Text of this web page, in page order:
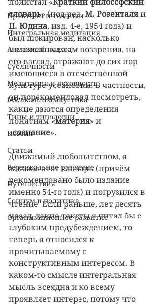
Практики и техники
Интегральная медитация
Алмазный подход
Субличности
Медитация и духовность
iAwake-психоакустика
Типы и типологии
Поэзия
Статьи
Вертикальное развитие
Путешествия
Социум и политика
Организационное развитие
полистал «Краткий философский
словарь» (под ред. М. Розенталя и
П. Юдина, изд. 4-е, 1954 года) и
был шокирован, насколько
изложенные там воззрения, на
его взгляд, отражают до сих пор
имеющиеся в отечественной
культуре установки. В частности,
он порекомендовал посмотреть,
какие даются определения
понятиям «материя» и
«сознание».
Движимый любопытством, я
заказал этот словарь (причём
рекомендовано было издание
именно 54-го года) и погрузился в
чтение. Если раньше, лет десять
назад, такие тексты я читал бы с
глубоким предубеждением, то
теперь я относился к
прочитываемому с
конструктивным интересом. В
каком-то смысле интегральная
мысль всеядна и ко всему
проявляет интерес, потому что